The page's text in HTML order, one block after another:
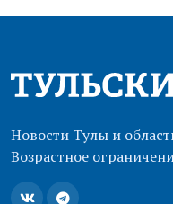
Новости Тулы и
Возрастное